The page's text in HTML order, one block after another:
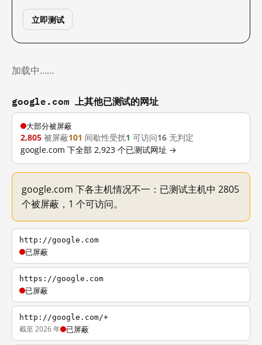
立即测试
加载中……
google.com 上其他已测试的网址
大部分被屏蔽
2,805 被屏蔽101 间歇性受扰1 可访问16 无判定
google.com 下全部 2,923 个已测试网址 →
google.com 下各主机情况不一：已测试主机中 2805
个被屏蔽，1 个可访问。
http://google.com
已屏蔽
https://google.com
已屏蔽
http://google.com/+
截至 2026 年 已屏蔽